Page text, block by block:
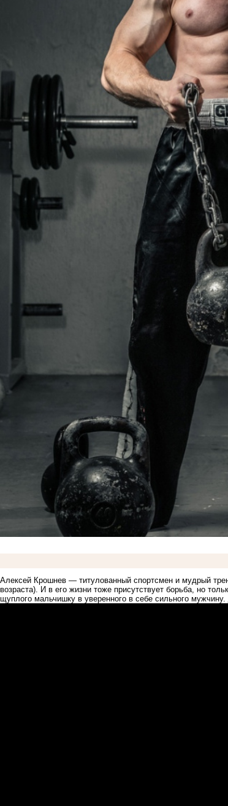
Алексей Крошнев — титулованный спортсмен и мудрый
возраста). И в его жизни тоже присутствует борьба, но
щуплого мальчишку в уверенного в себе сильного